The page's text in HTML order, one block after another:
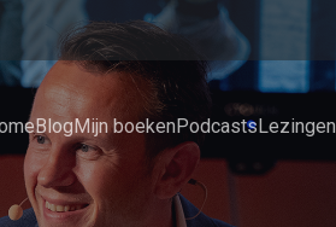
BlogMijn boekenPodcastsLezingen